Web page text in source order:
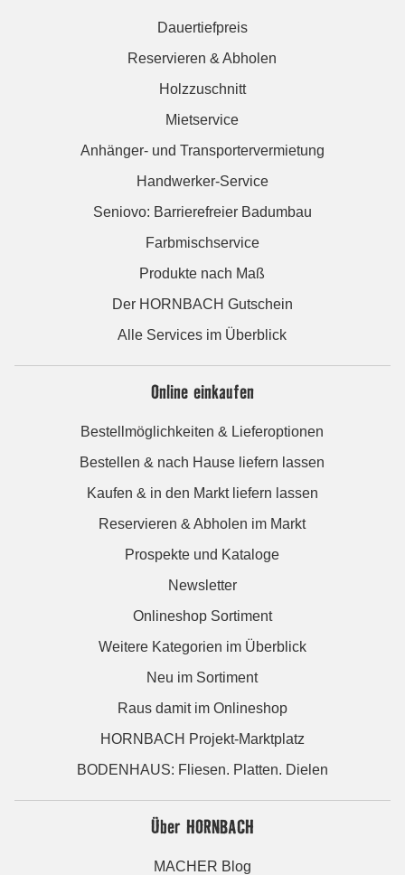
Dauertiefpreis
Reservieren & Abholen
Holzzuschnitt
Mietservice
Anhänger- und Transportervermietung
Handwerker-Service
Seniovo: Barrierefreier Badumbau
Farbmischservice
Produkte nach Maß
Der HORNBACH Gutschein
Alle Services im Überblick
Online einkaufen
Bestellmöglichkeiten & Lieferoptionen
Bestellen & nach Hause liefern lassen
Kaufen & in den Markt liefern lassen
Reservieren & Abholen im Markt
Prospekte und Kataloge
Newsletter
Onlineshop Sortiment
Weitere Kategorien im Überblick
Neu im Sortiment
Raus damit im Onlineshop
HORNBACH Projekt-Marktplatz
BODENHAUS: Fliesen. Platten. Dielen
Über HORNBACH
MACHER Blog